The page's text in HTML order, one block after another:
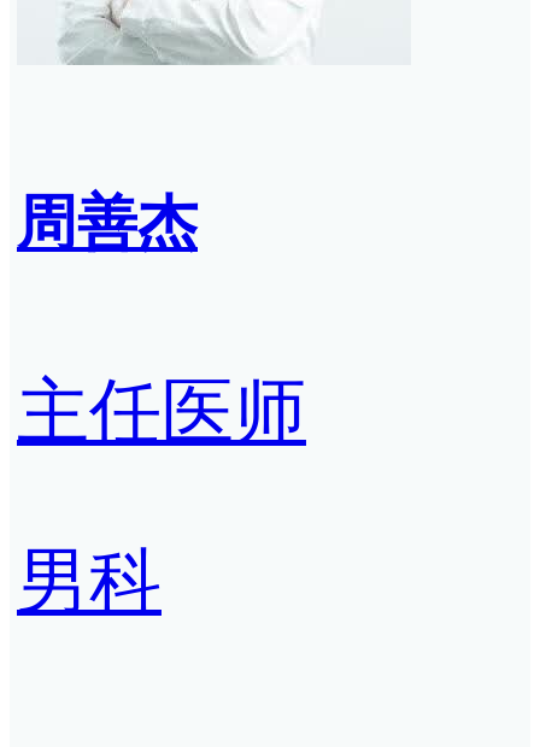
周善杰
主任医师
男科